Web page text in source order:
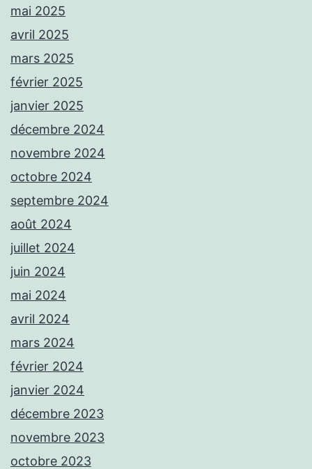
mai 2025
avril 2025
mars 2025
février 2025
janvier 2025
décembre 2024
novembre 2024
octobre 2024
septembre 2024
août 2024
juillet 2024
juin 2024
mai 2024
avril 2024
mars 2024
février 2024
janvier 2024
décembre 2023
novembre 2023
octobre 2023